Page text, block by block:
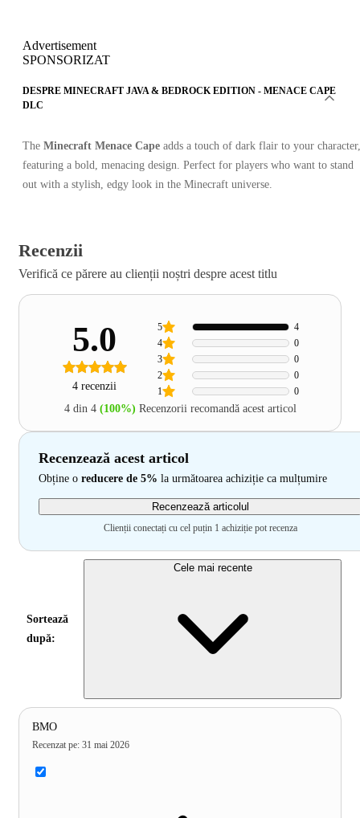
Advertisement
SPONSORIZAT
DESPRE MINECRAFT JAVA & BEDROCK EDITION - MENACE CAPE
DLC
The Minecraft Menace Cape adds a touch of dark flair to your character,
featuring a bold, menacing design. Perfect for players who want to stand
out with a stylish, edgy look in the Minecraft universe.
Recenzii
Verifică ce părere au clienții noștri despre acest titlu
5.0
4 recenzii 1 0
2 0
3 0
4 0
5 4
4 din 4 (100%) Recenzorii recomandă acest articol
Recenzează acest articol
Obține o reducere de 5% la următoarea achiziție ca mulțumire
Recenzează articolul
Clienții conectați cu cel puțin 1 achiziție pot recenza
Sortează
după:
Cele mai recente
BMO
Recenzat pe: 31 mai 2026